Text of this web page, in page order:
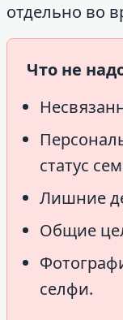
отдельно во
Что не
статус
Лишние
Общие
селфи.